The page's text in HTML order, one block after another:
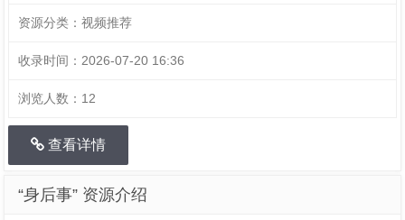
资源分类： 视频推荐
收录时间： 2026-07-20 16:36
浏览人数： 12
查看详情
“身后事” 资源介绍